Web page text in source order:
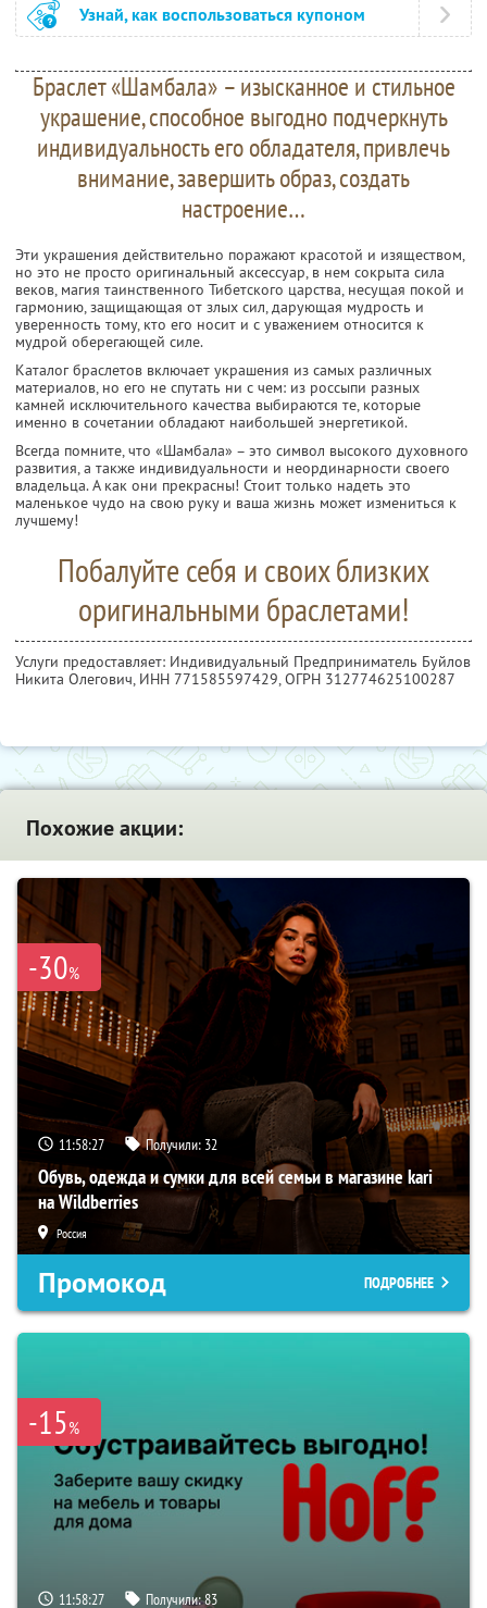
Узнай, как воспользоваться купоном
Браслет «Шамбала» – изысканное и стильное
украшение, способное выгодно подчеркнуть
индивидуальность его обладателя, привлечь
внимание, завершить образ, создать
настроение…
Эти украшения действительно поражают красотой и изяществом,
но это не просто оригинальный аксессуар, в нем сокрыта сила
веков, магия таинственного Тибетского царства, несущая покой и
гармонию, защищающая от злых сил, дарующая мудрость и
уверенность тому, кто его носит и с уважением относится к
мудрой оберегающей силе.
Каталог браслетов включает украшения из самых различных
материалов, но его не спутать ни с чем: из россыпи разных
камней исключительного качества выбираются те, которые
именно в сочетании обладают наибольшей энергетикой.
Всегда помните, что «Шамбала» – это символ высокого духовного
развития, а также индивидуальности и неординарности своего
владельца. А как они прекрасны! Стоит только надеть это
маленькое чудо на свою руку и ваша жизнь может измениться к
лучшему!
Побалуйте себя и своих близких
оригинальными браслетами!
Услуги предоставляет: Индивидуальный Предприниматель Буйлов
Никита Олегович, ИНН 771585597429, ОГРН 312774625100287
Похожие акции:
-30%
11:58:26 Получили: 32
Обувь, одежда и сумки для всей семьи в магазине kari
на Wildberries
Россия
Промокод ПОДРОБНЕЕ
-15%
11:58:26 Получили:83